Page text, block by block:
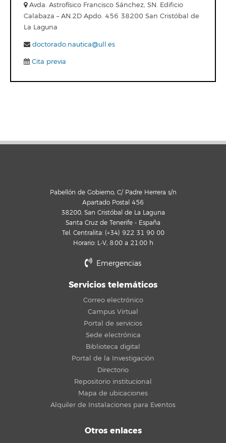
Avda. Astrofísico Francisco Sánchez, SN. Edificio
Calabaza – AN.2D Apdo. 456 38200 San Cristóbal de
La Laguna
doctorado.nautica@ull.es
Cita previa
Pabellón de Gobierno, C/ Padre Herrera s/n
Apartado Postal 456
38200, San Cristóbal de La Laguna
Santa Cruz de Tenerife - España
Tel. Centralita: (+34) 922 31 90 00
Horario: L-V, 8:00 a 21:00 h
Emergencias
Servicios telemáticos
Correo electrónico
Campus Virtual
Portal de servicios
Sede electrónica
Biblioteca digital
Portal de la Investigación
Directorio
Repositorio institucional
Mapa de ubicaciones
Alquiler de Instalaciones para Eventos
Otros enlaces